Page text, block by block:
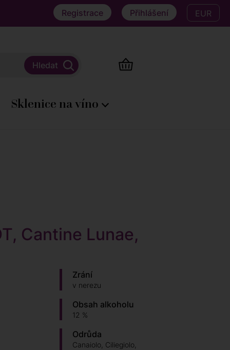
Registrace Přihlášení EUR
Sklenice na víno
Cantine Lunae,
Zrání
v nerezu
Obsah alkoholu
12 %
Odrůda
Canaiolo, Ciliegiolo,